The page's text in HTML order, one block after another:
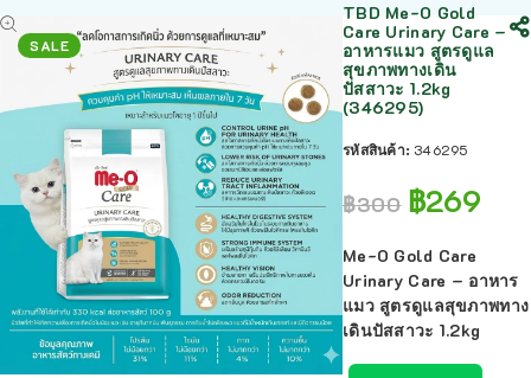
SALE
TBD Me-O Gold
Care Urinary Care –
อาหารแมว สูตรดูแล
สุขภาพทางเดิน
ปัสสาวะ 1.2kg
(346295)
รหัสสินค้า: 346295
฿300 ฿269
Me-O Gold Care
Urinary Care – อาหาร
แมว สูตรดูแลสุขภาพทาง
เดินปัสสาวะ 1.2kg